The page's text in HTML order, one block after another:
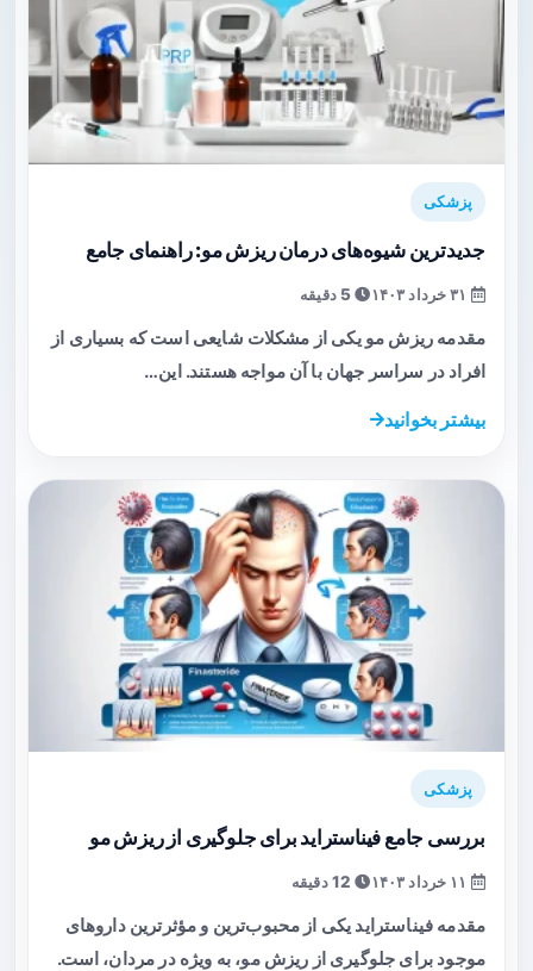
پزشکی
جدیدترین شیوه‌های درمان ریزش مو: راهنمای جامع
5 دقیقه
مقدمه ریزش مو یکی از مشکلات شایعی است که بسیاری از
افراد در سراسر جهان با آن مواجه هستند. این…
بیشتر بخوانید
پزشکی
بررسی جامع فیناستراید برای جلوگیری از ریزش مو
12 دقیقه
مقدمه فیناستراید یکی از محبوب‌ترین و مؤثرترین داروهای
موجود برای جلوگیری از ریزش مو، به ویژه در مردان، است.